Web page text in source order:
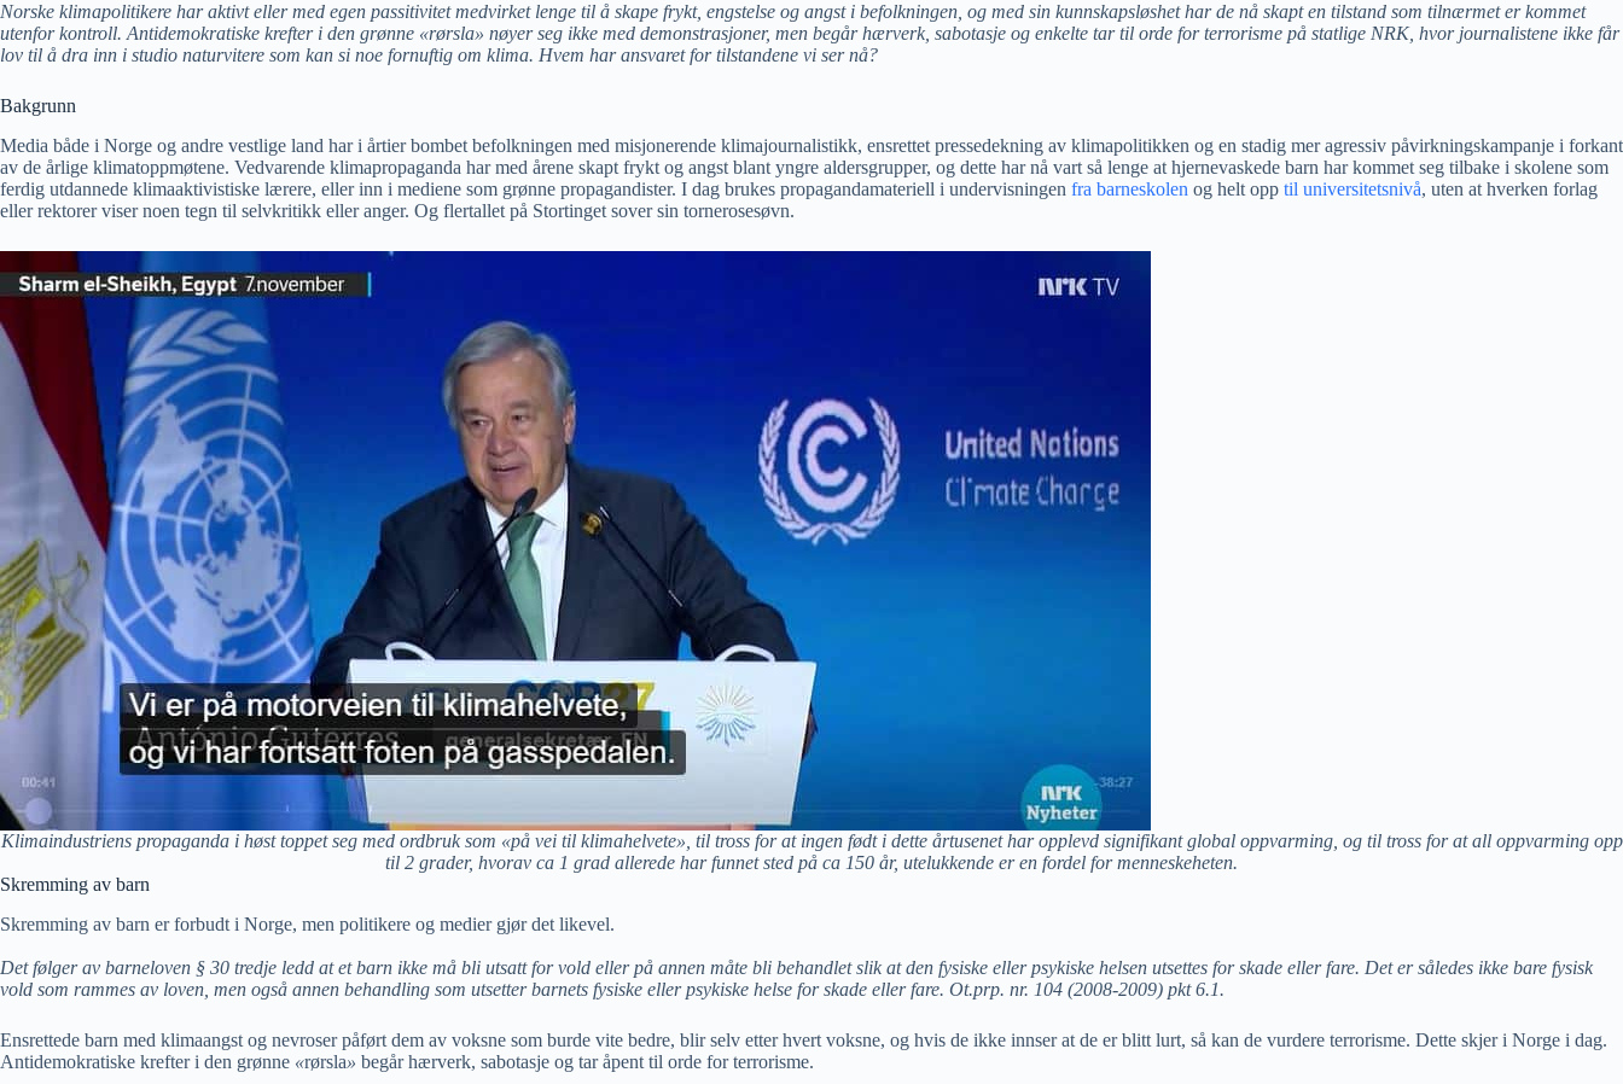
Norske klimapolitikere har aktivt eller med egen passitivitet medvirket lenge til å skape frykt, engstelse og angst i befolkningen, og med sin kunnskapsløshet har de nå skapt en tilstand som tilnærmet er kommet
utenfor kontroll. Antidemokratiske krefter i den grønne «rørsla» nøyer seg ikke med demonstrasjoner, men begår hærverk, sabotasje og enkelte tar til orde for terrorisme på statlige NRK, hvor journalistene ikke får
lov til å dra inn i studio naturvitere som kan si noe fornuftig om klima. Hvem har ansvaret for tilstandene vi ser nå?
Bakgrunn
Media både i Norge og andre vestlige land har i årtier bombet befolkningen med misjonerende klimajournalistikk, ensrettet pressedekning av klimapolitikken og en stadig mer agressiv påvirkningskampanje i forkant
av de årlige klimatoppmøtene. Vedvarende klimapropaganda har med årene skapt frykt og angst blant yngre aldersgrupper, og dette har nå vart så lenge at hjernevaskede barn har kommet seg tilbake i skolene som
ferdig utdannede klimaaktivistiske lærere, eller inn i mediene som grønne propagandister. I dag brukes propagandamateriell i undervisningen fra barneskolen og helt opp til universitetsnivå, uten at hverken forlag
eller rektorer viser noen tegn til selvkritikk eller anger. Og flertallet på Stortinget sover sin tornerosesøvn.
Klimaindustriens propaganda i høst toppet seg med ordbruk som «på vei til klimahelvete», til tross for at ingen født i dette årtusenet har opplevd signifikant global oppvarming, og til tross for at all oppvarming opp
til 2 grader, hvorav ca 1 grad allerede har funnet sted på ca 150 år, utelukkende er en fordel for menneskeheten.
Skremming av barn
Skremming av barn er forbudt i Norge, men politikere og medier gjør det likevel.
Det følger av barneloven § 30 tredje ledd at et barn ikke må bli utsatt for vold eller på annen måte bli behandlet slik at den fysiske eller psykiske helsen utsettes for skade eller fare. Det er således ikke bare fysisk
vold som rammes av loven, men også annen behandling som utsetter barnets fysiske eller psykiske helse for skade eller fare. Ot.prp. nr. 104 (2008-2009) pkt 6.1.
Ensrettede barn med klimaangst og nevroser påført dem av voksne som burde vite bedre, blir selv etter hvert voksne, og hvis de ikke innser at de er blitt lurt, så kan de vurdere terrorisme. Dette skjer i Norge i dag.
Antidemokratiske krefter i den grønne «rørsla» begår hærverk, sabotasje og tar åpent til orde for terrorisme.